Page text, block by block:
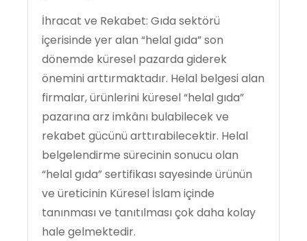
İhracat ve Rekabet: Gıda sektörü
içerisinde yer alan “helal gıda” son
dönemde küresel pazarda giderek
önemini arttırmaktadır. Helal belgesi alan
firmalar, ürünlerini küresel “helal gıda”
pazarına arz imkânı bulabilecek ve
rekabet gücünü arttırabilecektir. Helal
belgelendirme sürecinin sonucu olan
“helal gıda” sertifikası sayesinde ürünün
ve üreticinin Küresel İslam içinde
tanınması ve tanıtılması çok daha kolay
hale gelmektedir.